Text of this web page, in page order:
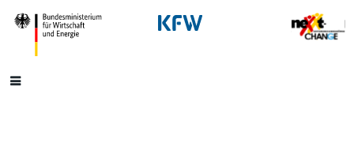
SrOnlyNavigation
Hauptmenü